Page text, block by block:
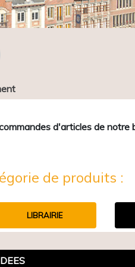
d'articles de
de produits :
LIBRAIRIE